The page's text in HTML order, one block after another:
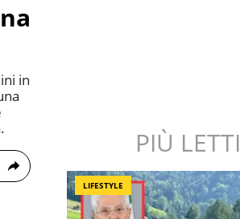
in
PIÙ LETTI
LIFESTYLE